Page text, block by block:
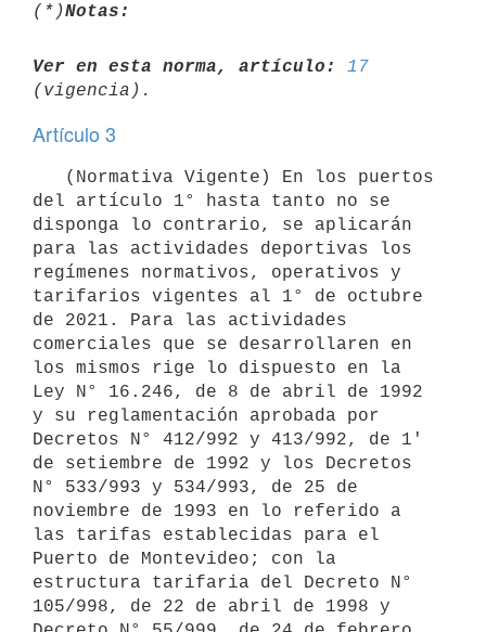
(*)Notas:
Ver en esta norma, artículo:
17
Artículo 3
del artículo 1° hasta tanto no se
disponga lo contrario, se aplicarán
para las actividades deportivas los
regímenes normativos, operativos y
tarifarios vigentes al 1° de octubre
de 2021. Para las actividades
comerciales que se desarrollaren en
los mismos rige lo dispuesto en la
Ley N° 16.246, de 8 de abril de 1992
y su reglamentación aprobada por
Decretos N° 412/992 y 413/992, de 1'
de setiembre de 1992 y los Decretos
N° 533/993 y 534/993, de 25 de
noviembre de 1993 en lo referido a
las tarifas establecidas para el
Puerto de Montevideo; con la
estructura tarifaria del Decreto N°
105/998, de 22 de abril de 1998 y